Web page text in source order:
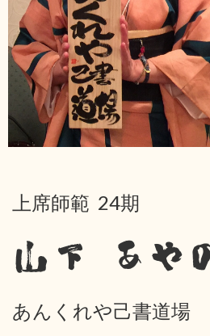
上席師範 24期
山下 あや
あんくれや己書道場